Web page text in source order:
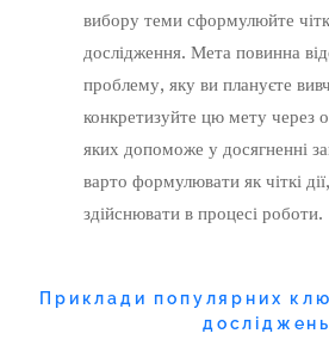
вибору теми сформулюйте
дослідження. Мета повинна
проблему, яку ви плануєте
конкретизуйте цю мету через
яких допоможе у досягненні
варто формулювати як чіткі
здійснювати в процесі роботи.
Приклади популярних
досліджень